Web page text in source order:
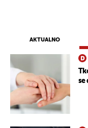
AKTUALNO
se